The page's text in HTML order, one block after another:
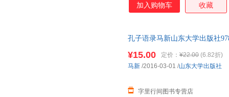
角触及儿童敏感问题，关注儿
加入购物车 收藏
孔子语录马新山东大学出版社
¥15.00 定价： ¥22.00 (6.82折)
字里行间图书专营店
马新 /2016-03-01 /山东大学出版社